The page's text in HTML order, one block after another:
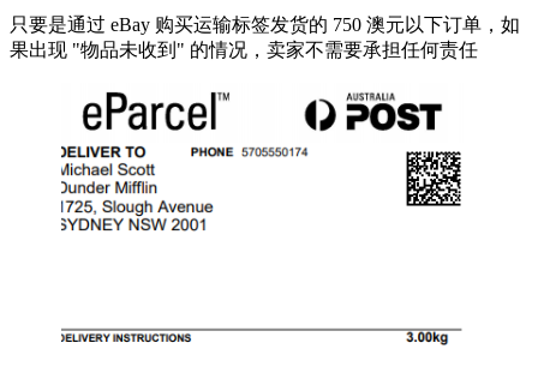
只要是通过 eBay 购买运输标签发货的 750 澳元以下订单，如
果出现 "物品未收到" 的情况，卖家不需要承担任何责任